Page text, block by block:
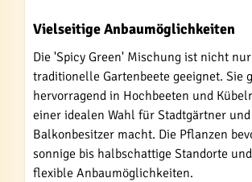
Vielseitige Anbaumöglichkeiten
Die 'Spicy Green' Mischung ist nicht
traditionelle Gartenbeete geeignet. Sie
hervorragend in Hochbeeten und
einer idealen Wahl für Stadtgärtner und
Balkonbesitzer macht. Die Pflanzen
sonnige bis halbschattige Standorte
flexible Anbaumöglichkeiten.